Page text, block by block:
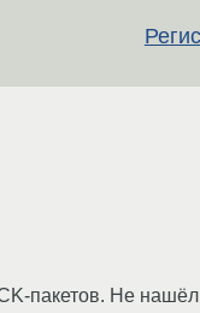
пакетов. Не нашёл